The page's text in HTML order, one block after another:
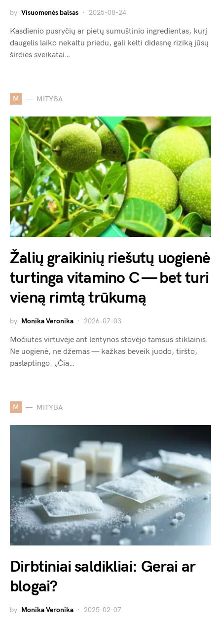
by Visuomenės balsas 2025-08-24
Kasdienio pusryčių ar pietų sumuštinio ingredientas, kurį
daugelis laiko nekaltu priedu, gali kelti didesnę riziką jūsų
širdies sveikatai…
M MITYBA
Žalių graikinių riešutų uogienė
turtinga vitamino C — bet turi
vieną rimtą trūkumą
by Monika Veronika 2026-07-03
Močiutės virtuvėje ant lentynos stovėjo tamsus stiklainis.
Ne uogienė, ne džemas — kažkas beveik juodo, tiršto,
paslaptingo. „Čia…
M MITYBA
Dirbtiniai saldikliai: Gerai ar
blogai?
by Monika Veronika 2025-02-07